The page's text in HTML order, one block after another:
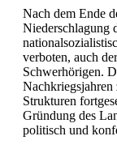
Nach dem Ende
Niederschlagung
verboten, auch
Schwerhörigen.
Nachkriegsjahren
Strukturen
Gründung des
politisch und